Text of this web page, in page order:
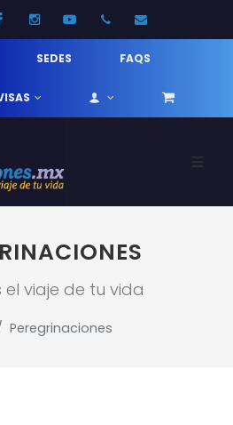
FacebookInstagramYoutube52 33 31210744
SEDES FAQS
el viaje de tu vida
Peregrinaciones